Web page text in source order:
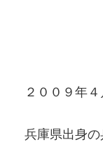
２００９年
兵庫県出身の